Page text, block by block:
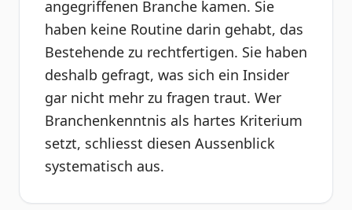
angegriffenen Branche kamen. Sie
haben keine Routine darin gehabt, das
Bestehende zu rechtfertigen. Sie haben
deshalb gefragt, was sich ein Insider
gar nicht mehr zu fragen traut. Wer
Branchenkenntnis als hartes Kriterium
setzt, schliesst diesen Aussenblick
systematisch aus.